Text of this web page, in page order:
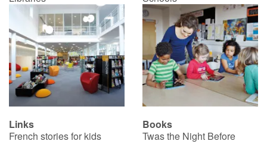
Links
French stories for kids
Books
Twas the Night Before